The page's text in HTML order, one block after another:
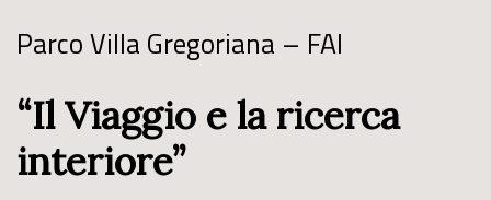
Parco Villa Gregoriana – FAI
“Il Viaggio e la ricerca
interiore”